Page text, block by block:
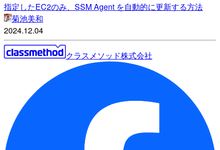
指定したEC2のみ、SSM Agent を自動的に更新する方法
菊池美和
2024.12.04
クラスメソッド株式会社